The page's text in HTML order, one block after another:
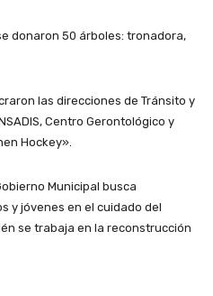
donaron 50 árboles: tronadora,
las direcciones de Tránsito y
Centro Gerontológico y
Hockey».
Municipal busca
y jóvenes en el cuidado del
se trabaja en la reconstrucción